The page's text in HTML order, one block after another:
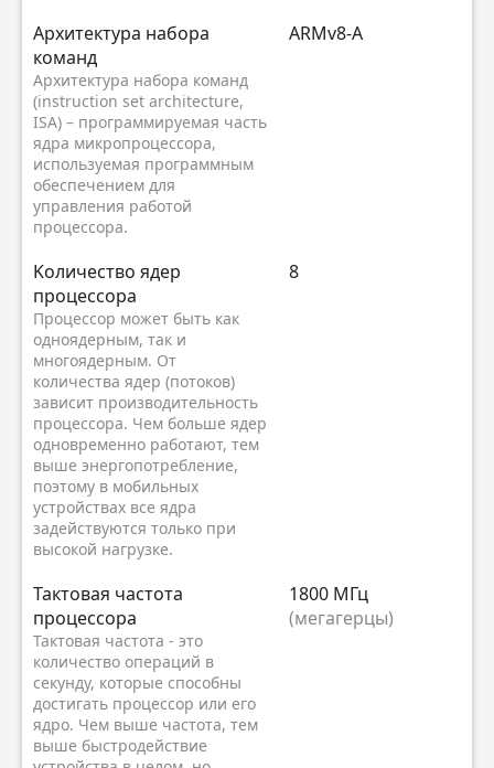
Архитектура набора
команд
Архитектура набора команд
(instruction set architecture,
ISA) – программируемая часть
ядра микропроцессора,
используемая программным
обеспечением для
управления работой
процессора.
ARMv8-A
Kоличество ядер
процессора
Процессор может быть как
одноядерным, так и
многоядерным. От
количества ядер (потоков)
зависит производительность
процессора. Чем больше ядер
одновременно работают, тем
выше энергопотребление,
поэтому в мобильных
устройствах все ядра
задействуются только при
высокой нагрузке.
8
Тактовая частота
процессора
Тактовая частота - это
количество операций в
секунду, которые способны
достигать процессор или его
ядро. Чем выше частота, тем
выше быстродействие
1800 МГц
(мегагерцы)